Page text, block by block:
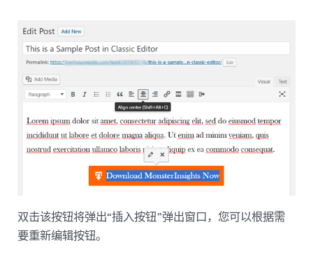
双击该按钮将弹出“插入按钮”弹出窗口，您可以根据需
要重新编辑按钮。